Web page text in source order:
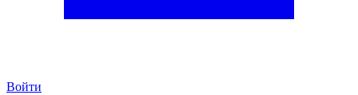
Войти